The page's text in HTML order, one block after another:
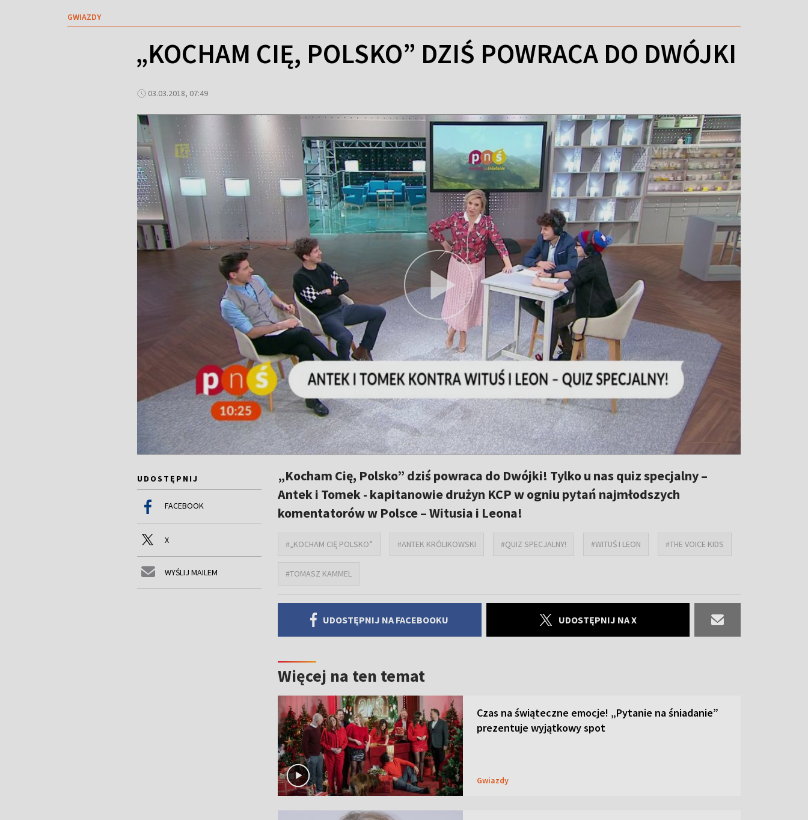
GWIAZDY
„KOCHAM CIĘ, POLSKO” DZIŚ POWRACA DO DWÓJKI
03.03.2018, 07:49
UDOSTĘPNIJ
FACEBOOK
X
WYŚLIJ MAILEM
„Kocham Cię, Polsko” dziś powraca do Dwójki! Tylko u nas quiz specjalny –
Antek i Tomek - kapitanowie drużyn KCP w ogniu pytań najmłodszych
komentatorów w Polsce – Witusia i Leona!
#„KOCHAM CIĘ POLSKO” #ANTEK KRÓLIKOWSKI #QUIZ SPECJALNY! #WITUŚ I LEON #THE VOICE KIDS
#TOMASZ KAMMEL
UDOSTĘPNIJ NA FACEBOOKU UDOSTĘPNIJ NA X
Więcej na ten temat
Czas na świąteczne emocje! „Pytanie na śniadanie”
prezentuje wyjątkowy spot
Gwiazdy